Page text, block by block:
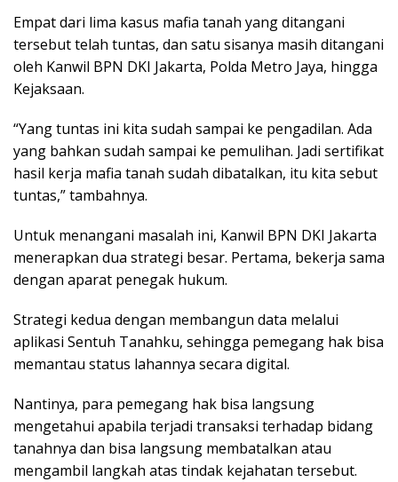
Empat dari lima kasus mafia tanah yang ditangani
tersebut telah tuntas, dan satu sisanya masih ditangani
oleh Kanwil BPN DKI Jakarta, Polda Metro Jaya, hingga
Kejaksaan.
“Yang tuntas ini kita sudah sampai ke pengadilan. Ada
yang bahkan sudah sampai ke pemulihan. Jadi sertifikat
hasil kerja mafia tanah sudah dibatalkan, itu kita sebut
tuntas,” tambahnya.
Untuk menangani masalah ini, Kanwil BPN DKI Jakarta
menerapkan dua strategi besar. Pertama, bekerja sama
dengan aparat penegak hukum.
Strategi kedua dengan membangun data melalui
aplikasi Sentuh Tanahku, sehingga pemegang hak bisa
memantau status lahannya secara digital.
Nantinya, para pemegang hak bisa langsung
mengetahui apabila terjadi transaksi terhadap bidang
tanahnya dan bisa langsung membatalkan atau
mengambil langkah atas tindak kejahatan tersebut.